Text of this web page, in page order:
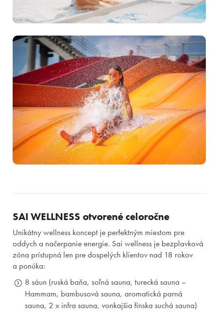
SAI WELLNESS otvorené celoročne
Unikátny wellness koncept je perfektným miestom pre
oddych a načerpanie energie. Sai wellness je bezplavková
zóna prístupná len pre dospelých klientov nad 18 rokov
a ponúka:
8 sáun (ruská baňa, soľná sauna, turecká sauna –
Hammam, bambusová sauna, aromatická parná
sauna, 2 x infra sauna, vonkajšia fínska suchá sauna)